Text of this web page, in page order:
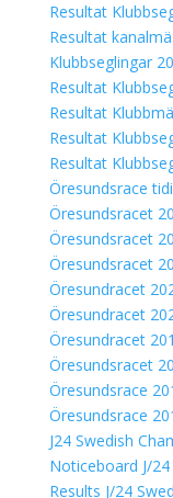
Resultat
Resultat
Klubbseglingar
Resultat
Resultat
Resultat
Resultat
Öresundsrace
Öresundsracet
Öresundsracet
Öresundsracet
Öresundracet
Öresundracet
Öresundracet
Öresundsracet
Öresundsrace
Öresundsrace
J24 Swedish
Noticeboard J/
Results J/24